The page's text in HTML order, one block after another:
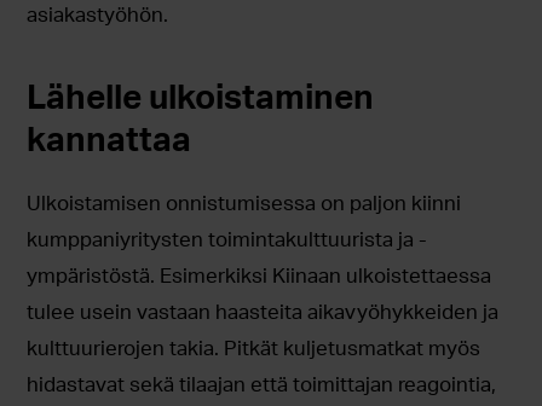
asiakastyöhön.
Lähelle ulkoistaminen
kannattaa
Ulkoistamisen onnistumisessa on paljon kiinni
kumppaniyritysten toimintakulttuurista ja -
ympäristöstä. Esimerkiksi Kiinaan ulkoistettaessa
tulee usein vastaan haasteita aikavyöhykkeiden ja
kulttuurierojen takia. Pitkät kuljetusmatkat myös
hidastavat sekä tilaajan että toimittajan reagointia,